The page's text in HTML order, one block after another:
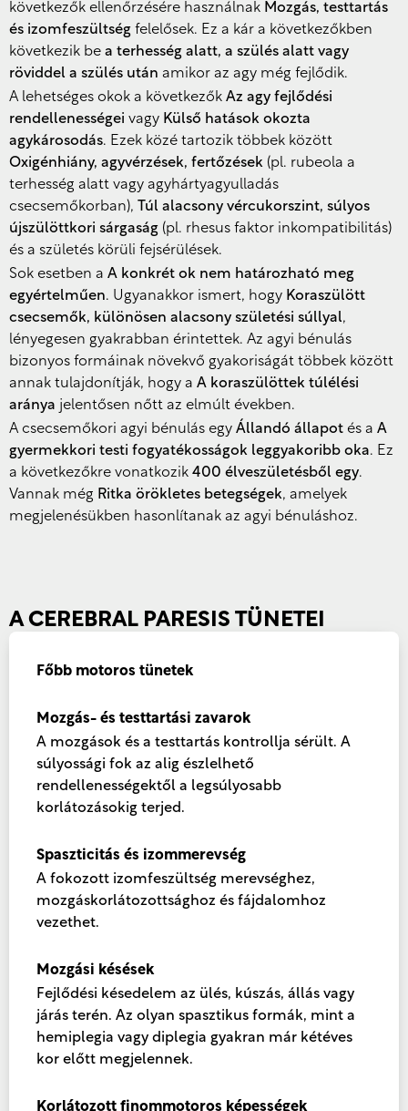
következők ellenőrzésére használnak Mozgás, testtartás
és izomfeszültség felelősek. Ez a kár a következőkben
következik be a terhesség alatt, a szülés alatt vagy
röviddel a szülés után amikor az agy még fejlődik.
A lehetséges okok a következők Az agy fejlődési
rendellenességei vagy Külső hatások okozta
agykárosodás. Ezek közé tartozik többek között
Oxigénhiány, agyvérzések, fertőzések (pl. rubeola a
terhesség alatt vagy agyhártyagyulladás
csecsemőkorban),
Túl alacsony vércukorszint, súlyos
újszülöttkori sárgaság (pl. rhesus faktor inkompatibilitás)
és a születés körüli fejsérülések.
Sok esetben a A konkrét ok nem határozható meg
egyértelműen. Ugyanakkor ismert, hogy Koraszülött
csecsemők, különösen alacsony születési súllyal,
lényegesen gyakrabban érintettek. Az agyi bénulás
bizonyos formáinak növekvő gyakoriságát többek között
annak tulajdonítják, hogy a A koraszülöttek túlélési
aránya jelentősen nőtt az elmúlt években.
A csecsemőkori agyi bénulás egy Állandó állapot és a A
gyermekkori testi fogyatékosságok leggyakoribb oka. Ez
a következőkre vonatkozik 400 élveszületésből egy.
Vannak még Ritka örökletes betegségek, amelyek
megjelenésükben hasonlítanak az agyi bénuláshoz.
A CEREBRAL PARESIS TÜNETEI
Főbb motoros tünetek
Mozgás- és testtartási zavarok
A mozgások és a testtartás kontrollja sérült. A
súlyossági fok az alig észlelhető
rendellenességektől a legsúlyosabb
korlátozásokig terjed.
Spaszticitás és izommerevség
A fokozott izomfeszültség merevséghez,
mozgáskorlátozottsághoz és fájdalomhoz
vezethet.
Mozgási késések
Fejlődési késedelem az ülés, kúszás, állás vagy
járás terén. Az olyan spasztikus formák, mint a
hemiplegia vagy diplegia gyakran már kétéves
kor előtt megjelennek.
Korlátozott finommotoros képességek
Polish
Estonian
Lithuanian
Latvian
Romanian
Bulgarian
Ukrainian